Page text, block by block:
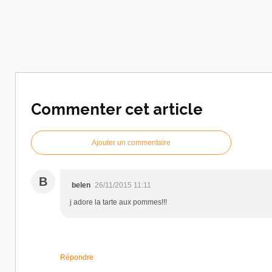
Commenter cet article
Ajouter un commentaire
B belen 26/11/2015 11:11
j adore la tarte aux pommes!!!
Répondre